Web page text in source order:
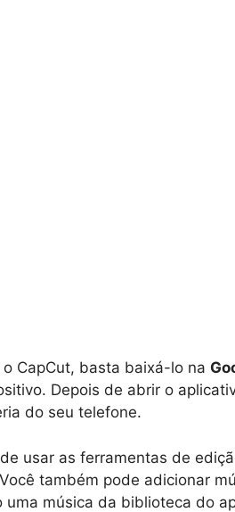
CapCut, basta baixá-lo na
Depois de abrir o
do seu telefone.
usar as ferramentas de
também pode adicionar
uma música da biblioteca do